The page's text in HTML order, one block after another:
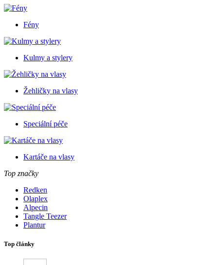
Fény
Kulmy a stylery
Žehličky na vlasy
Speciální péče
Kartáče na vlasy
Top značky
Redken
Olaplex
Alpecin
Tangle Teezer
Plantur
Top články